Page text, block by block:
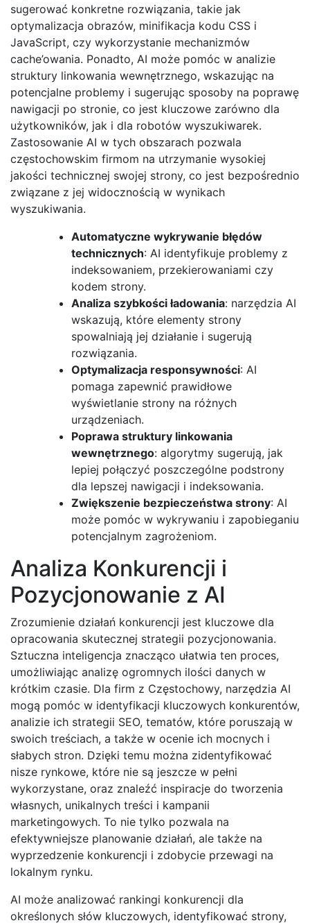
sugerować konkretne rozwiązania, takie jak
optymalizacja obrazów, minifikacja kodu CSS i
JavaScript, czy wykorzystanie mechanizmów
cache’owania. Ponadto, AI może pomóc w analizie
struktury linkowania wewnętrznego, wskazując na
potencjalne problemy i sugerując sposoby na poprawę
nawigacji po stronie, co jest kluczowe zarówno dla
użytkowników, jak i dla robotów wyszukiwarek.
Zastosowanie AI w tych obszarach pozwala
częstochowskim firmom na utrzymanie wysokiej
jakości technicznej swojej strony, co jest bezpośrednio
związane z jej widocznością w wynikach
wyszukiwania.
Automatyczne wykrywanie błędów
technicznych: AI identyfikuje problemy z
indeksowaniem, przekierowaniami czy
kodem strony.
Analiza szybkości ładowania: narzędzia AI
wskazują, które elementy strony
spowalniają jej działanie i sugerują
rozwiązania.
Optymalizacja responsywności: AI
pomaga zapewnić prawidłowe
wyświetlanie strony na różnych
urządzeniach.
Poprawa struktury linkowania
wewnętrznego: algorytmy sugerują, jak
lepiej połączyć poszczególne podstrony
dla lepszej nawigacji i indeksowania.
Zwiększenie bezpieczeństwa strony: AI
może pomóc w wykrywaniu i zapobieganiu
potencjalnym zagrożeniom.
Analiza Konkurencji i
Pozycjonowanie z AI
Zrozumienie działań konkurencji jest kluczowe dla
opracowania skutecznej strategii pozycjonowania.
Sztuczna inteligencja znacząco ułatwia ten proces,
umożliwiając analizę ogromnych ilości danych w
krótkim czasie. Dla firm z Częstochowy, narzędzia AI
mogą pomóc w identyfikacji kluczowych konkurentów,
analizie ich strategii SEO, tematów, które poruszają w
swoich treściach, a także w ocenie ich mocnych i
słabych stron. Dzięki temu można zidentyfikować
nisze rynkowe, które nie są jeszcze w pełni
wykorzystane, oraz znaleźć inspiracje do tworzenia
własnych, unikalnych treści i kampanii
marketingowych. To nie tylko pozwala na
efektywniejsze planowanie działań, ale także na
wyprzedzenie konkurencji i zdobycie przewagi na
lokalnym rynku.
AI może analizować rankingi konkurencji dla
określonych słów kluczowych, identyfikować strony,